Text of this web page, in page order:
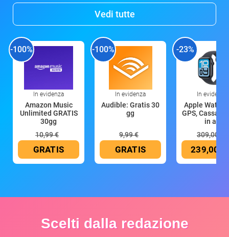
Vedi tutte
-100%
In evidenza
Amazon Music
Unlimited GRATIS
30gg
10,99 €
GRATIS
-100%
In evidenza
Audible: Gratis 30
gg
9,99 €
GRATIS
-23%
In evidenza
Apple Watch
GPS, Cassa
in all
309,00 €
239,00 €
Scelti dalla redazione